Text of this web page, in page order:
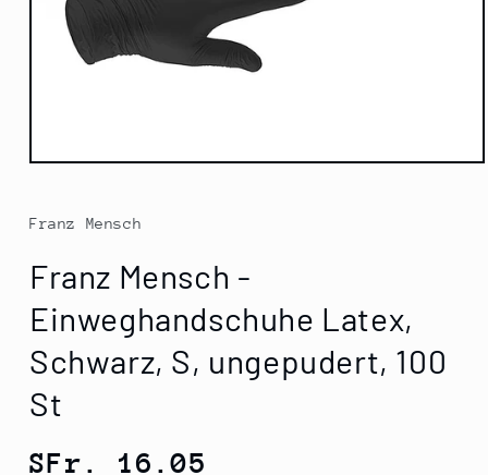
Medien
Modal
öffnen
Franz Mensch
Franz Mensch -
Einweghandschuhe Latex,
Schwarz, S, ungepudert, 100
St
Normaler
SFr. 16.05